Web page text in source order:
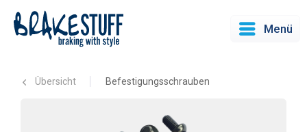
Menü
Übersicht Befestigungsschrauben